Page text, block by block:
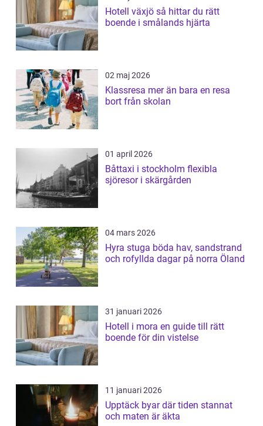
Hotell växjö så hittar du rätt
boende i smålands hjärta
02 maj 2026
Klassresa mer än bara en resa
bort från skolan
01 april 2026
Båttaxi i stockholm flexibla
sjöresor i skärgården
04 mars 2026
Hyra stuga böda hav, sandstrand
och rofyllda dagar på norra Öland
31 januari 2026
Hotell i mora en guide till rätt
boende för din vistelse
11 januari 2026
Upptäck byar där tiden stannat
och maten är äkta